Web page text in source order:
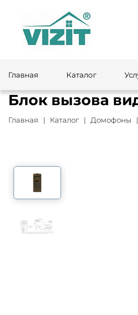
Главная Каталог
Блок вызова
Главная Каталог Домофоны